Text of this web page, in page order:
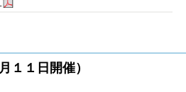
１１日開催）